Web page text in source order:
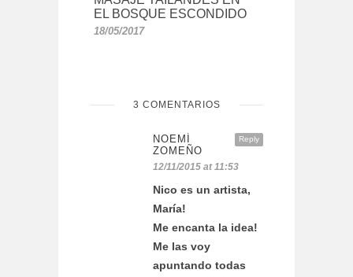
EL BOSQUE ESCONDIDO
18/05/2017
3 COMENTARIOS
Reply
NOEMÍ
ZOMEÑO
12/11/2015 at 11:53
Nico es un artista,
María!
Me encanta la idea!
Me las voy
apuntando todas